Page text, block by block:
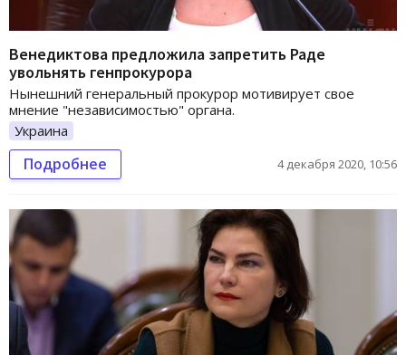
Венедиктова предложила запретить Раде
увольнять генпрокурора
Нынешний генеральный прокурор мотивирует свое
мнение "независимостью" органа.
Украина
Подробнее 4 декабря 2020, 10:56